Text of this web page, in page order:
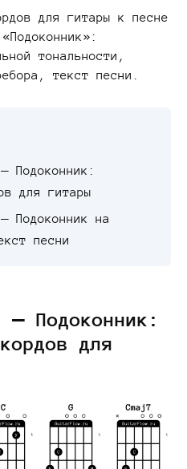
для гитары к песне
тональности,
текст песни.
Подоконник:
для гитары
Подоконник на
песни
— Подоконник:
для